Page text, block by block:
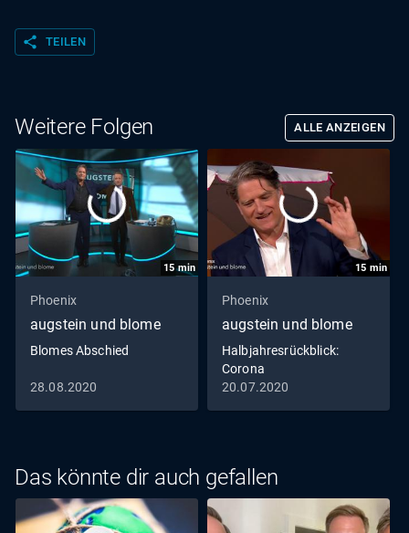
share TEILEN
Weitere Folgen ALLE ANZEIGEN
15min
Phoenix
augstein und blome
Blomes Abschied
28.08.2020
15 min
Phoenix
augstein und blome
Halbjahresrückblick:
Corona
20.07.2020
Das könnte dir auch gefallen